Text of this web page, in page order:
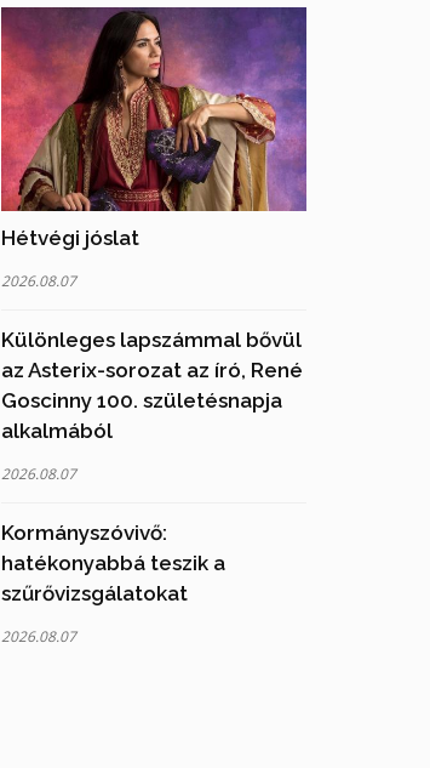
Hétvégi jóslat
2026.08.07
Különleges lapszámmal bővül
az Asterix-sorozat az író, René
Goscinny 100. születésnapja
alkalmából
2026.08.07
Kormányszóvivő:
hatékonyabbá teszik a
szűrővizsgálatokat
2026.08.07